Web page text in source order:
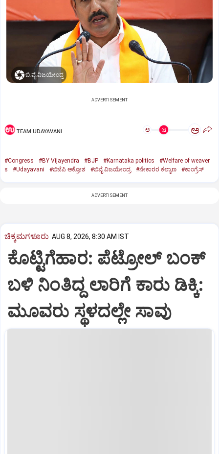
ಬಿ.ವೈ.ವಿಜಯೇಂದ್ರ
ADVERTISEMENT
TEAM UDAYAVANI ಅ ಅ
#Congress #BY Vijayendra #BJP #Karnataka politics
#Welfare of weaver
s
#Udayavani #ಬಿಜೆಪಿ ಆಕ್ರೋಶ #ಬಿವೈ ವಿಜಯೇಂದ್ರ #ನೇಕಾರರ ಕಲ್ಯಾಣ #ಕಾಂಗ್ರೆಸ್‌
ADVERTISEMENT
ಚಿಕ್ಕಮಗಳೂರು AUG 8, 2026, 8:30 AM IST
ಕೊಟ್ಟಿಗೆಹಾರ: ಪೆಟ್ರೋಲ್ ಬಂಕ್
ಬಳಿ ನಿಂತಿದ್ದ ಲಾರಿಗೆ ಕಾರು ಡಿಕ್ಕಿ:
ಮೂವರು ಸ್ಥಳದಲ್ಲೇ ಸಾವು